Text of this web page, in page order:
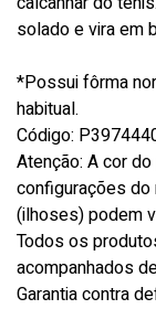
solado e vira em
*Possui fôrma
habitual.
Código:
Atenção: A cor
configurações
(ilhoses) podem
Todos os
acompanhados
Garantia contra